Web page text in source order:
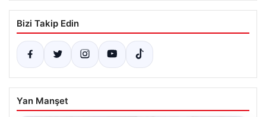
Bizi Takip Edin
Yan Manşet